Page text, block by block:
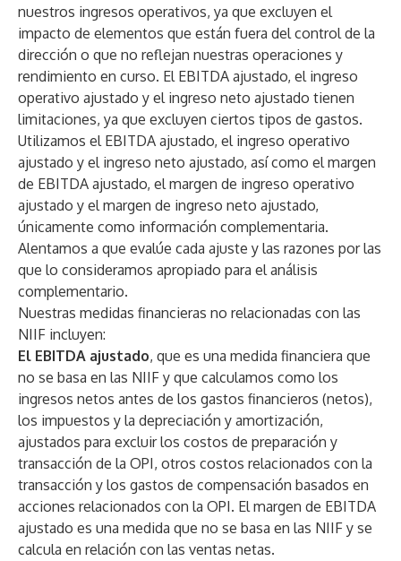
nuestros ingresos operativos, ya que excluyen el
impacto de elementos que están fuera del control de la
dirección o que no reflejan nuestras operaciones y
rendimiento en curso. El EBITDA ajustado, el ingreso
operativo ajustado y el ingreso neto ajustado tienen
limitaciones, ya que excluyen ciertos tipos de gastos.
Utilizamos el EBITDA ajustado, el ingreso operativo
ajustado y el ingreso neto ajustado, así como el margen
de EBITDA ajustado, el margen de ingreso operativo
ajustado y el margen de ingreso neto ajustado,
únicamente como información complementaria.
Alentamos a que evalúe cada ajuste y las razones por las
que lo consideramos apropiado para el análisis
complementario.
Nuestras medidas financieras no relacionadas con las
NIIF incluyen:
El EBITDA ajustado, que es una medida financiera que
no se basa en las NIIF y que calculamos como los
ingresos netos antes de los gastos financieros (netos),
los impuestos y la depreciación y amortización,
ajustados para excluir los costos de preparación y
transacción de la OPI, otros costos relacionados con la
transacción y los gastos de compensación basados en
acciones relacionados con la OPI. El margen de EBITDA
ajustado es una medida que no se basa en las NIIF y se
calcula en relación con las ventas netas.